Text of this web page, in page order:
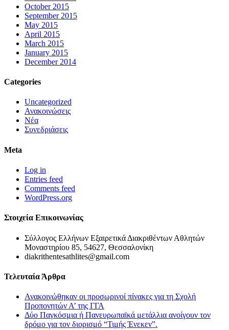
October 2015
September 2015
May 2015
April 2015
March 2015
January 2015
December 2014
Categories
Uncategorized
Ανακοινώσεις
Νέα
Συνεδριάσεις
Meta
Log in
Entries feed
Comments feed
WordPress.org
Στοιχεία Επικοινωνίας
Σύλλογος Ελλήνων Εξαιρετικά Διακριθέντων Αθλητών
Μοναστηρίου 85, 54627, Θεσσαλονίκη
diakrithentesathlites@gmail.com
Τελευταία Άρθρα
Ανακοινώθηκαν οι προσωρινοί πίνακες για τη Σχολή
Προπονητών Α’ της ΓΓΑ
Δύο Παγκόσμια ή Πανευρωπαϊκά μετάλλια ανοίγουν τον
δρόμο για τον διορισμό “Τιμής Ένεκεν”.